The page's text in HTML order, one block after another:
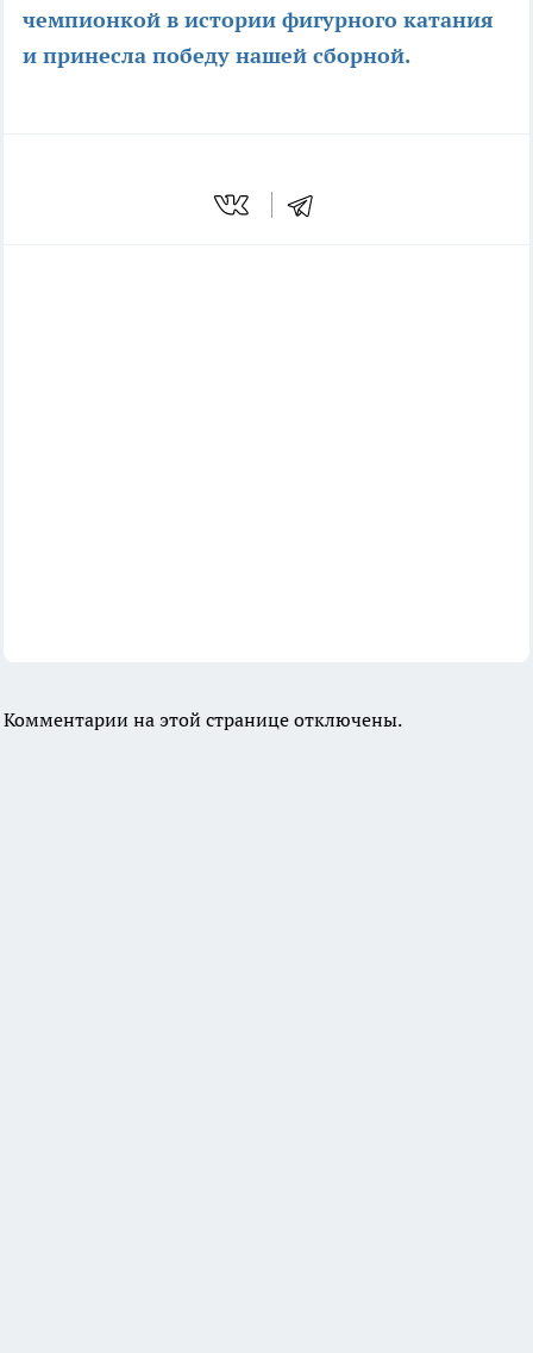
чемпионкой в истории фигурного катания
и принесла победу нашей сборной.
Комментарии на этой странице отключены.